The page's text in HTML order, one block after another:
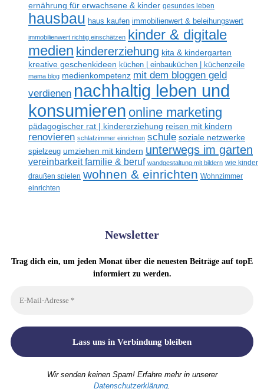
ernährung für erwachsene & kinder gesundes leben
hausbau haus kaufen immobilienwert & beleihungswert
immobilienwert richtig einschätzen kinder & digitale
medien kindererziehung kita & kindergarten
kreative geschenkideen küchen | einbauküchen | küchenzeile
mama blog medienkompetenz mit dem bloggen geld
verdienen nachhaltig leben und
konsumieren online marketing
pädagogischer rat | kindererziehung reisen mit kindern
renovieren schlafzimmer einrichten schule soziale netzwerke
spielzeug umziehen mit kindern unterwegs im garten
vereinbarkeit familie & beruf wandgestaltung mit bildern wie kinder
draußen spielen wohnen & einrichten Wohnzimmer
einrichten
Newsletter
Trag dich ein, um jeden Monat über die neuesten Beiträge auf topE
informiert zu werden.
Wir senden keinen Spam! Erfahre mehr in unserer
Datenschutzerklärung